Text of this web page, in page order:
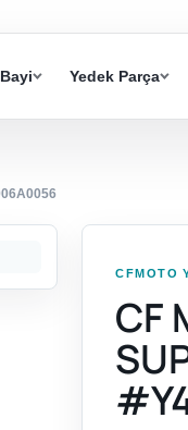
Yedek Parça
CFMOTO
CF